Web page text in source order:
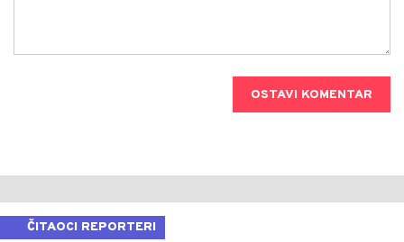
OSTAVI KOMENTAR
ČITAOCI REPORTERI